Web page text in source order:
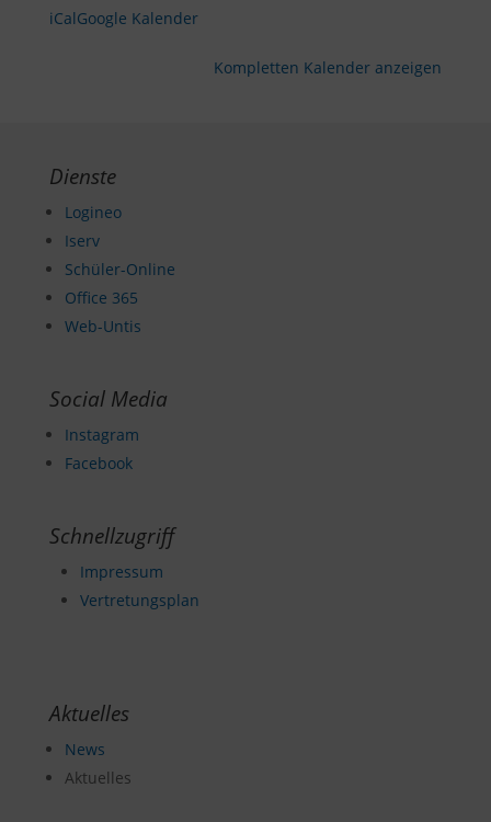
iCalGoogle Kalender
Kompletten Kalender anzeigen
Dienste
Logineo
Iserv
Schüler-Online
Office 365
Web-Untis
Social Media
Instagram
Facebook
Schnellzugriff
Impressum
Vertretungsplan
Aktuelles
News
Aktuelles